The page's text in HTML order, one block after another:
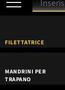
FILETTATRICE
MANDRINI PER
TRAPANO